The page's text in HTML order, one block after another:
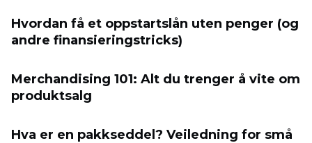
Hvordan få et oppstartslån uten penger (og
andre finansieringstricks)
Merchandising 101: Alt du trenger å vite om
produktsalg
Hva er en pakkseddel? Veiledning for små